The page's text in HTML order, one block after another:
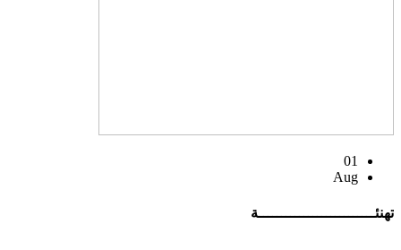
01
Aug
تهنئــــــــــــــــــــــــــة